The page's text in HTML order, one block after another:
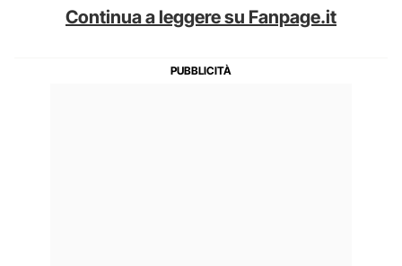
Continua a leggere su Fanpage.it